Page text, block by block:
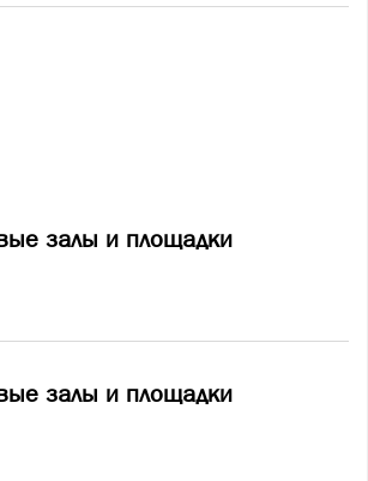
залы и площадки
залы и площадки